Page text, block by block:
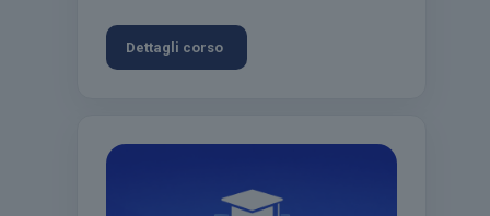
Dettagli corso